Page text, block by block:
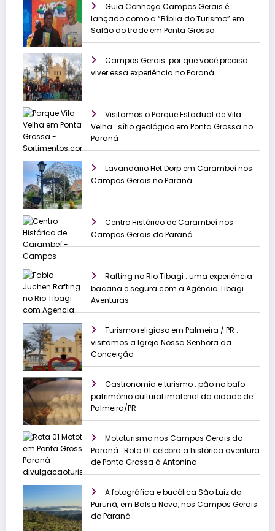
Guia Conheça Campos Gerais é
lançado como a “Bíblia do Turismo” em
Salão do trade em Ponta Grossa
Campos Gerais: por que você precisa
viver essa experiência no Paraná
Visitamos o Parque Estadual de Vila
Velha : sítio geológico em Ponta Grossa no
Paraná
Lavandário Het Dorp em Carambeí nos
Campos Gerais no Paraná
Centro Histórico de Carambeí nos
Campos Gerais do Paraná
Rafting no Rio Tibagi : uma experiência
bacana e segura com a Agência Tibagi
Aventuras
Turismo religioso em Palmeira / PR :
visitamos a Igreja Nossa Senhora da
Conceição
Gastronomia e turismo : pão no bafo
patrimônio cultural imaterial da cidade de
Palmeira/PR
Mototurismo nos Campos Gerais do
Paraná : Rota 01 celebra a histórica aventura
de Ponta Grossa à Antonina
A fotográfica e bucólica São Luiz do
Purunã, em Balsa Nova, nos Campos Gerais
do Paraná